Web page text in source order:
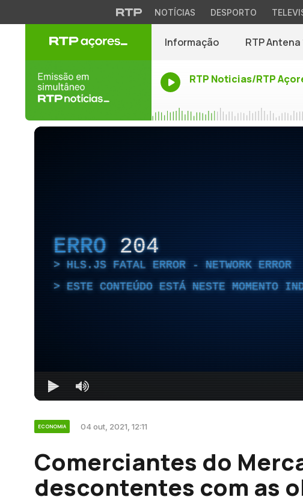
NOTÍCIAS DESPORTO
Informação RTP Antena
RTP Noticias/RTP
ERRO 204
HLS.JS FATAL ERROR - NETWORK ERROR
ESTE CONTEÚDO ESTÁ NESTE MOMENTO
ECONOMIA 04 out, 2021, 12:11
Comerciantes do
descontentes com as